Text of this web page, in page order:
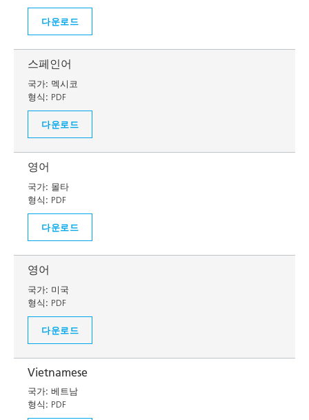
다운로드
스페인어
국가: 멕시코
형식: PDF
다운로드
영어
국가: 몰타
형식: PDF
다운로드
영어
국가: 미국
형식: PDF
다운로드
Vietnamese
국가: 베트남
형식: PDF